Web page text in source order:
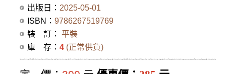
出版日： 2025-05-01
ISBN： 9786267519769
裝 訂： 平裝
庫 存： 4 (正常供貨)